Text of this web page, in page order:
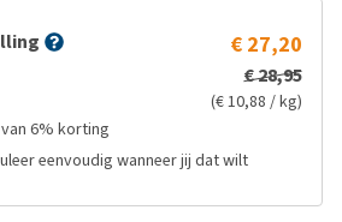
€ 27,20
€ 28,95
(€ 10,88 / kg)
6% korting
eenvoudig wanneer jij dat wilt